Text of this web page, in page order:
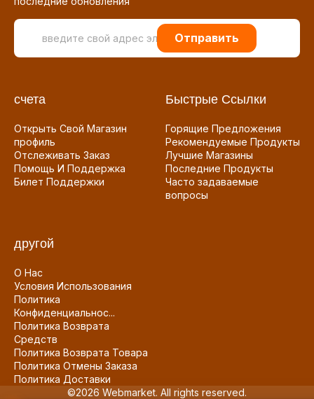
Отправить
счета
Открыть Свой Магазин
профиль
Отслеживать Заказ
Помощь И Поддержка
Билет Поддержки
Быстрые Ссылки
Горящие Предложения
Рекомендуемые Продукты
Лучшие Магазины
Последние Продукты
Часто задаваемые
вопросы
другой
О Нас
Условия Использования
Политика
Конфиденциальнос...
Политика Возврата
Средств
Политика Возврата Товара
Политика Отмены Заказа
Политика Доставки
©2026 Webmarket. All rights reserved.